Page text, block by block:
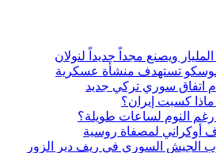
ويصنع مجداً جديداً لنولان
تستهدف منشأة عسكرية
اتفاق سوري تركي جديد
رغم النوم لساعات طويلة؟
السوري في ريف دير الزور